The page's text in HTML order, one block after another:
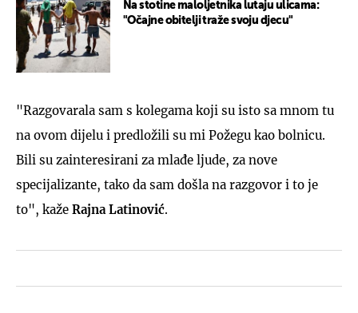
Na stotine maloljetnika lutaju ulicama:
"Očajne obitelji traže svoju djecu"
"Razgovarala sam s kolegama koji su isto sa mnom tu
na ovom dijelu i predložili su mi Požegu kao bolnicu.
Bili su zainteresirani za mlađe ljude, za nove
specijalizante, tako da sam došla na razgovor i to je
to", kaže Rajna Latinović.